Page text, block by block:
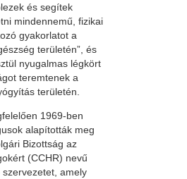
és segítek
mindennemű, fizikai
gyakorlatot a
területén”, és
nyugalmas légkört
teremtenek a
területén.
1969-ben
alapították meg
Bizottság az
(CCHR) nevű
szervezetet, amely